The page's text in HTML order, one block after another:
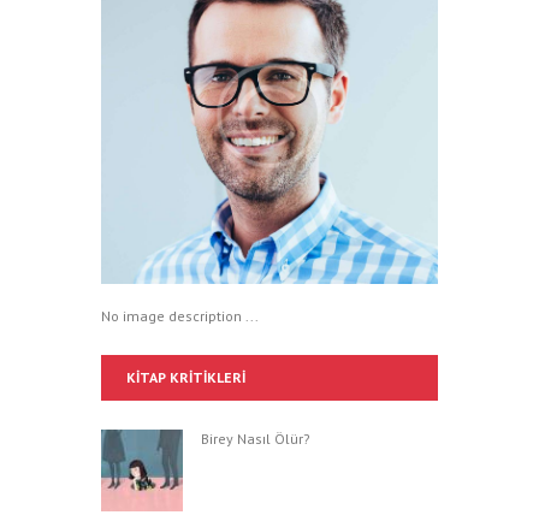
No image description ...
KITAP KRITIKLERI
Birey Nasıl Ölür?